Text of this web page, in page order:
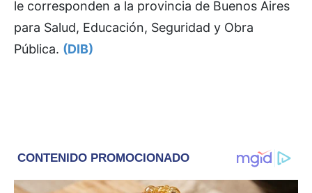
le corresponden a la provincia de Buenos Aires
para Salud, Educación, Seguridad y Obra
Pública. (DIB)